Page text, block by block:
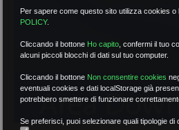
Per sapere come questo sito utilizza cookies o
POLICY.
Cliccando il bottone Ho capito ,confermi il tuo
alcuni piccoli blocchi di dati sul tuo computer.
Cliccando il bottone Non consentire cookies
eventuali cookies e dati localStorage già
potrebbero smettere di funzionare
Se preferisci, puoi selezionare quali tipologie di